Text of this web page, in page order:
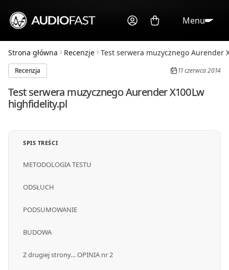
Menu
Strona główna Recenzje Test serwera muzycznego Aurender
SPIS TREŚCI
METODOLOGIA TESTU
ODSŁUCH
PODSUMOWANIE
BUDOWA
Z drugiej strony… OPINIA nr 2
Recenzja 11 czerwca 2014
Test serwera muzycznego Aurender X100Lw
highfidelity.pl